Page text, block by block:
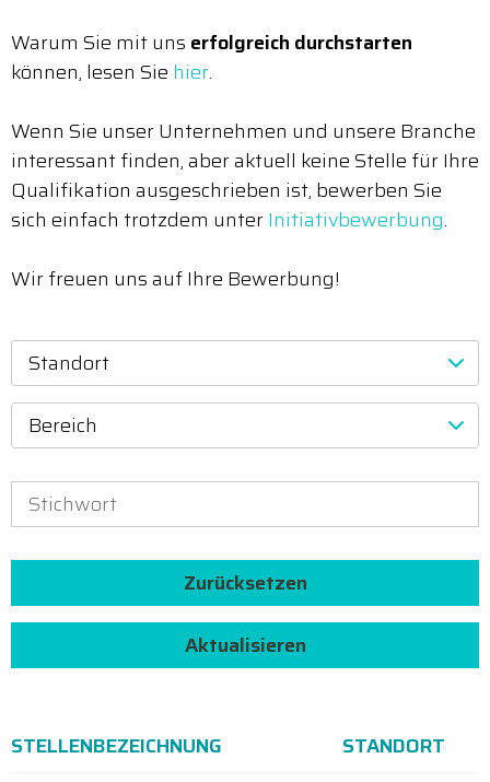
Warum Sie mit uns erfolgreich durchstarten
können, lesen Sie hier.
Wenn Sie unser Unternehmen und unsere Branche
interessant finden, aber aktuell keine Stelle für Ihre
Qualifikation ausgeschrieben ist, bewerben Sie
sich einfach trotzdem unterInitiativbewerbung.
Wir freuen uns auf Ihre Bewerbung!
Standort
Bereich
Zurücksetzen
Aktualisieren
STELLENBEZEICHNUNG
STANDORT